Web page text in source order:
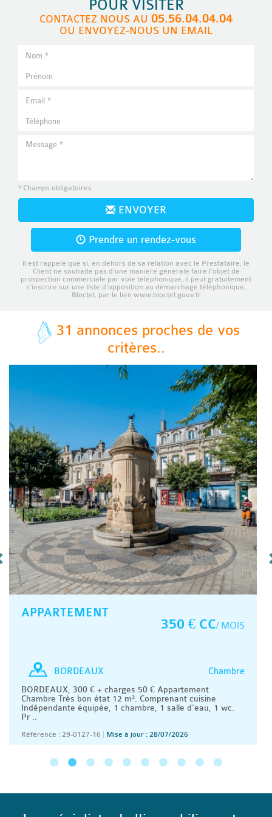
POUR VISITER
CONTACTEZ NOUS AU 05.56.04.04.04
OU ENVOYEZ-NOUS UN EMAIL
* Champs obligatoires
ENVOYER
Prendre un rendez-vous
Il est rappelé que si, en dehors de sa relation avec le Prestataire, le
Client ne souhaite pas d’une manière générale faire l’objet de
prospection commerciale par voie téléphonique, il peut gratuitement
s’inscrire sur une liste d’opposition au démarchage téléphonique,
Bloctel, par le lien www.bloctel.gouv.fr
31 annonces proches de vos
critères..
APPARTEMENT
350 € CC/ MOIS
Chambre
BORDEAUX
BORDEAUX, 300 € + charges 50 € Appartement
Chambre Très bon état 12 m². Comprenant cuisine
Indépendante équipée, 1 chambre, 1 salle d'eau, 1 wc.
Pr ..
Référence : 29-0127-16 Mise à jour : 28/07/2026